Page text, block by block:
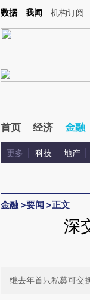
加这段话：本文由第三
数据 我闻 机构订阅
首页 经济 金融
更多 科技 地产
金融 >要闻 >正文
深
继去年首只私募可交